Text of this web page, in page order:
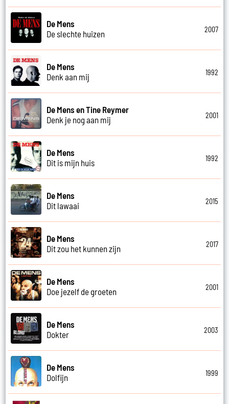
De Mens
De slechte huizen
2007
De Mens
Denk aan mij
1992
De Mens en Tine Reymer
Denk je nog aan mij
2001
De Mens
Dit is mijn huis
1992
De Mens
Dit lawaai
2015
De Mens
Dit zou het kunnen zijn
2017
De Mens
Doe jezelf de groeten
2001
De Mens
Dokter
2003
De Mens
Dolfijn
1999